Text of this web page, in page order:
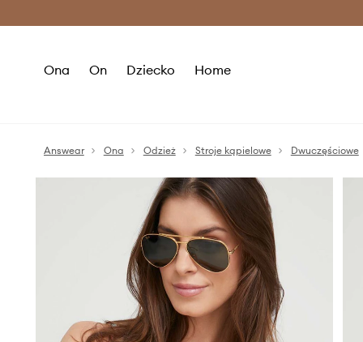
Ona On Dziecko Home
Answear Ona Odzież Stroje kąpielowe Dwuczęściowe